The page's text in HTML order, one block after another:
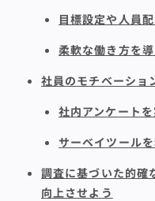
目標設定や人員
柔軟な働き方を
社員のモチベーショ
社内アンケート
サーベイツール
調査に基づいた的確
向上させよう